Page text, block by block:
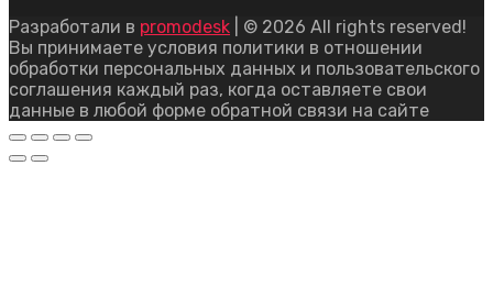
Разработали в promodesk | © 2026 All rights reserved!
Вы принимаете условия политики в отношении
обработки персональных данных и пользовательского
соглашения каждый раз, когда оставляете свои
данные в любой форме обратной связи на сайте